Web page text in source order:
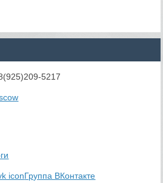
5217
Группа ВКонтакте